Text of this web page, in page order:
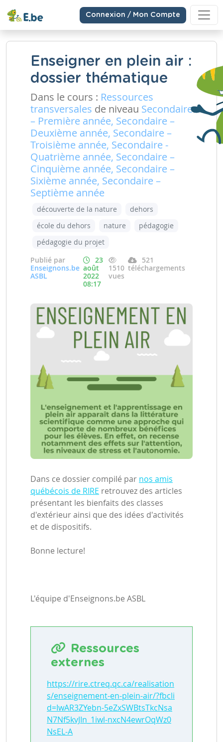
Connexion / Mon Compte
Enseigner en plein air :
dossier thématique
Dans le cours : Ressources
transversales de niveau Secondaire
– Première année, Secondaire –
Deuxième année, Secondaire –
Troisième année, Secondaire -
Quatrième année, Secondaire –
Cinquième année, Secondaire –
Sixième année, Secondaire –
Septième année
découverte de la nature
dehors
école du dehors
nature
pédagogie
pédagogie du projet
Publié par
Enseignons.be
ASBL
23
août
2022
08:17
1510
vues
521
téléchargements
Dans ce dossier compilé par nos amis
québécois de RIRE retrouvez des articles
présentant les bienfaits des classes
d'extérieur ainsi que des idées d'activités
et de dispositifs.
Bonne lecture!
L'équipe d'Enseignons.be ASBL
Ressources
externes
https://rire.ctreq.qc.ca/realisation
s/enseignement-en-plein-air/?fbcli
d=IwAR3ZYebn-5eZxSWBtsTkcNsa
N7Nf5kvJIn_1iwl-nxcN4ewrOqWz0
NsEL-A